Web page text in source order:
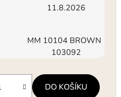
11.8.2026
MM 10104 BROWN
103092
DO KOŠÍKU